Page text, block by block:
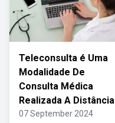
Teleconsulta é Uma
Modalidade De
Consulta Médica
Realizada A Distância
07 September 2024